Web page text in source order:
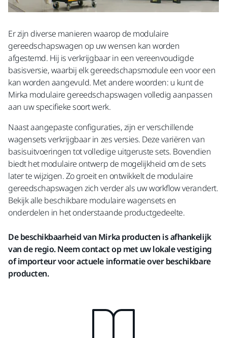
Er zijn diverse manieren waarop de modulaire
gereedschapswagen op uw wensen kan worden
afgestemd. Hij is verkrijgbaar in een vereenvoudigde
basisversie, waarbij elk gereedschapsmodule een voor een
kan worden aangevuld. Met andere woorden: u kunt de
Mirka modulaire gereedschapswagen volledig aanpassen
aan uw specifieke soort werk.
Naast aangepaste configuraties, zijn er verschillende
wagensets verkrijgbaar in zes versies. Deze variëren van
basisuitvoeringen tot volledige uitgeruste sets. Bovendien
biedt het modulaire ontwerp de mogelijkheid om de sets
later te wijzigen. Zo groeit en ontwikkelt de modulaire
gereedschapswagen zich verder als uw workflow verandert.
Bekijk alle beschikbare modulaire wagensets en
onderdelen in het onderstaande productgedeelte.
De beschikbaarheid van Mirka producten is afhankelijk
van de regio. Neem contact op met uw lokale vestiging
of importeur voor actuele informatie over beschikbare
producten.